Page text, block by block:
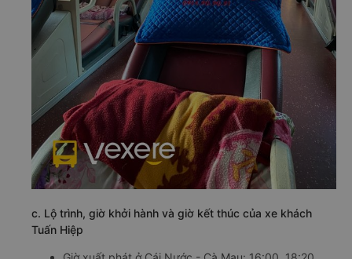
c. Lộ trình, giờ khởi hành và giờ kết thúc của xe khách
Tuấn Hiệp